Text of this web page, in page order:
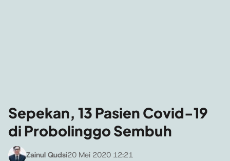
Sepekan, 13 Pasien Covid-19
di Probolinggo Sembuh
Zainul Qudsi20 Mei 2020 12:21